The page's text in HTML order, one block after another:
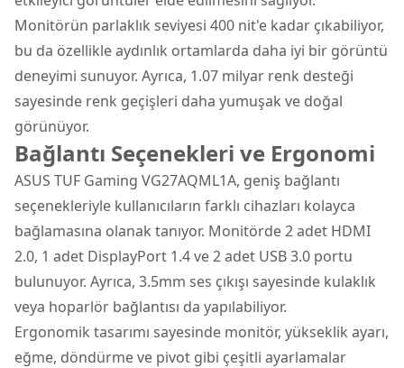
Monitörün parlaklık seviyesi 400 nit'e kadar çıkabiliyor,
bu da özellikle aydınlık ortamlarda daha iyi bir görüntü
deneyimi sunuyor. Ayrıca, 1.07 milyar renk desteği
sayesinde renk geçişleri daha yumuşak ve doğal
görünüyor.
Bağlantı Seçenekleri ve Ergonomi
ASUS TUF Gaming VG27AQML1A, geniş bağlantı
seçenekleriyle kullanıcıların farklı cihazları kolayca
bağlamasına olanak tanıyor. Monitörde 2 adet HDMI
2.0, 1 adet DisplayPort 1.4 ve 2 adet USB 3.0 portu
bulunuyor. Ayrıca, 3.5mm ses çıkışı sayesinde kulaklık
veya hoparlör bağlantısı da yapılabiliyor.
Ergonomik tasarımı sayesinde monitör, yükseklik ayarı,
eğme, döndürme ve pivot gibi çeşitli ayarlamalar